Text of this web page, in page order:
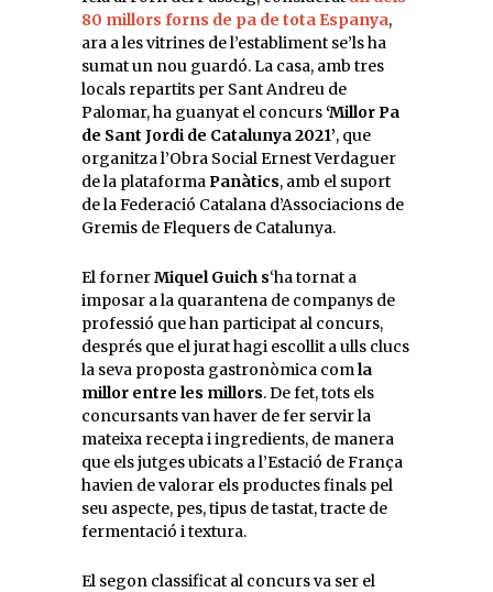
80 millors forns de pa de tota Espanya,
ara a les vitrines de l’establiment se’ls ha
sumat un nou guardó. La casa, amb tres
locals repartits per Sant Andreu de
Palomar, ha guanyat el concurs‘Millor Pa
de Sant Jordi de Catalunya 2021’, que
organitza l’Obra Social Ernest Verdaguer
de la plataformaPanàtics, amb el suport
de la Federació Catalana d’Associacions de
Gremis de Flequers de Catalunya.
El fornerMiquel Guich s‘ha tornat a
imposar a la quarantena de companys de
professió que han participat al concurs,
després que el jurat hagi escollit a ulls clucs
la seva proposta gastronòmica comla
millor entre les millors. De fet, tots els
concursants van haver de fer servir la
mateixa recepta i ingredients, de manera
que els jutges ubicats a l’Estació de França
havien de valorar els productes finals pel
seu aspecte, pes, tipus de tastat, tracte de
fermentació i textura.
El segon classificat al concurs va ser el